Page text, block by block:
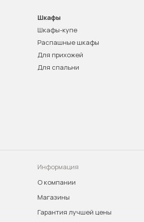
Шкафы
Шкафы-купе
Распашные шкафы
Для прихожей
Для спальни
Информация
О компании
Магазины
Гарантия лучшей цены